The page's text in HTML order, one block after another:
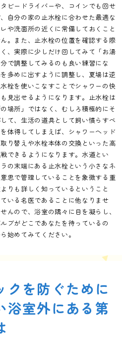
ビードライバーや、コインでも回せ
自分の家の止水栓に合わせた最適な
や洗面所の近くに常備しておくこと
。また、止水栓の位置を確認する際
、実際に少しだけ回してみて「お湯
で調整してみるのも良い練習にな
多めに出すように調整し、夏場は逆
栓を使いこなすことでシャワーの快
見出せるようになります。止水栓は
場所」ではなく、むしろ積極的にそ
て、生活の道具として飼い慣らすべ
体得してしまえば、シャワーヘッド
り替えや水栓本体の交換といった高
できるようになります。水道とい
の末端にある止水栓という小さなネ
思で管理していることを象徴する重
りも詳しく知っているということ
いる名医であることに他なりませ
んので、浴室の隅々に目を凝らし、
ブがどこであなたを待っているの
始めてみてください。
クを防ぐために
浴室外にある第